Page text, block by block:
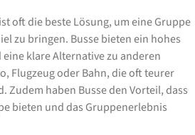
oft die beste Lösung, um eine Gruppe
zu bringen. Busse bieten ein hohes
klare Alternative zu anderen
Flugzeug oder Bahn, die oft teurer
Zudem haben Busse den Vorteil, dass
bieten und das Gruppenerlebnis